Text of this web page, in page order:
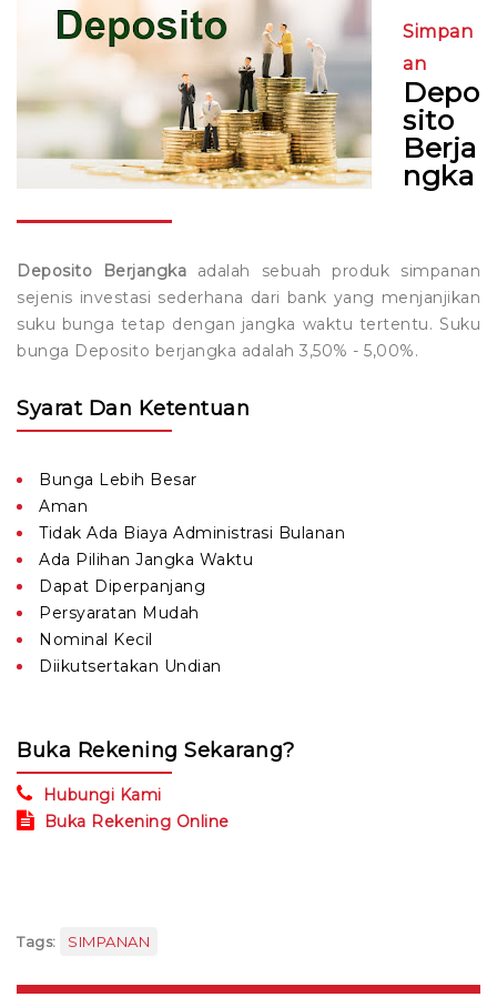
Tamades Haji / Umroh
Tamades Pelajar
Deposito Berjangka
Kredit Perangkat Desa
Kredit Profesi
Kredit Lembaga
Kredit Mikro Bersama
Kredit Musiman
Kredit Grace Period
Formulir Kredit
Stake Holder
Kumpulan Logo
Pembukaan Rekening Tabungan
Pembukaan Rekening Deposito
Pengajuan Kredit
Simulasi Kredit
LOKER
Lowongan Kerja
Download Surat Pernyataan
Simpan
an
Depo
sito
Berja
ngka
Deposito Berjangka adalah sebuah produk simpanan
sejenis investasi sederhana dari bank yang menjanjikan
suku bunga tetap dengan jangka waktu tertentu. Suku
bunga Deposito berjangka adalah 3,50% - 5,00%.
Syarat Dan Ketentuan
Bunga Lebih Besar
Aman
Tidak Ada Biaya Administrasi Bulanan
Ada Pilihan Jangka Waktu
Dapat Diperpanjang
Persyaratan Mudah
Nominal Kecil
Diikutsertakan Undian
Buka Rekening Sekarang?
Hubungi Kami
Buka Rekening Online
Tags: SIMPANAN